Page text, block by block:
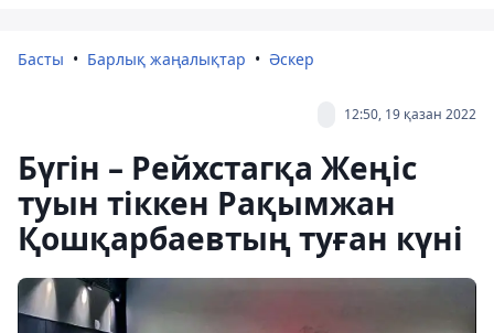
Басты Барлық жаңалықтар Әскер
12:50, 19 қазан 2022
Бүгін – Рейхстагқа Жеңіс
туын тіккен Рақымжан
Қошқарбаевтың туған күні